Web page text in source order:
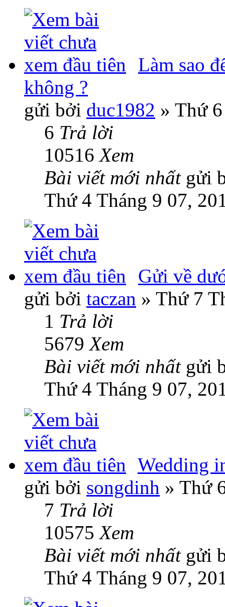
Làm sao
không ?
gửi bởi duc1982 » Thứ
6 Trả lời
10516Xem
Bài viết mới nhất gửi
Thứ 4 Tháng 9 07,
Gửi về
gửi bởi taczan » Thứ 7
1 Trả lời
5679Xem
Bài viết mới nhất gửi
Thứ 4 Tháng 9 07,
Wedding
gửi bởi songdinh » Thứ
7 Trả lời
10575Xem
Bài viết mới nhất gửi
Thứ 4 Tháng 9 07,